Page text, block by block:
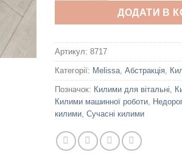
ДОДАТИ В
Артикул: 8717
Категорії: Melissa Абстракція
Позначок: Килими для вітальні
Килими машинної роботи
килими Сучасні килими